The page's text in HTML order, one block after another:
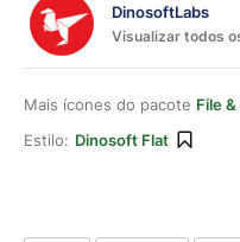
DinosoftLabs
Visualizar todos
Mais ícones do pacote File
Estilo: Dinosoft Flat